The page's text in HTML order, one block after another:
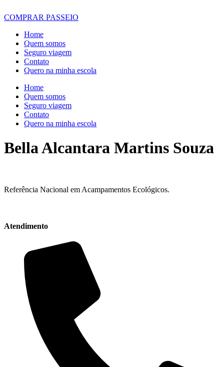
COMPRAR PASSEIO
Home
Quem somos
Seguro viagem
Contato
Quero na minha escola
Home
Quem somos
Seguro viagem
Contato
Quero na minha escola
Bella Alcantara Martins Souza
Referência Nacional em Acampamentos Ecológicos.
Atendimento